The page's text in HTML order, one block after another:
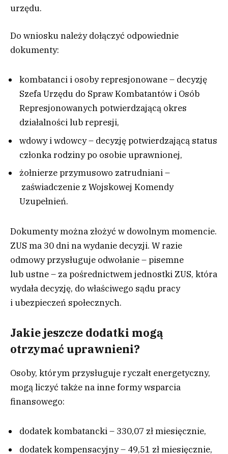
urzędu.
Do wniosku należy dołączyć odpowiednie
dokumenty:
kombatanci i osoby represjonowane – decyzję
Szefa Urzędu do Spraw Kombatantów i Osób
Represjonowanych potwierdzającą okres
działalności lub represji,
wdowy i wdowcy – decyzję potwierdzającą status
członka rodziny po osobie uprawnionej,
żołnierze przymusowo zatrudniani –
zaświadczenie z Wojskowej Komendy
Uzupełnień.
Dokumenty można złożyć w dowolnym momencie.
ZUS ma 30 dni na wydanie decyzji. W razie
odmowy przysługuje odwołanie – pisemne
lub ustne – za pośrednictwem jednostki ZUS, która
wydała decyzję, do właściwego sądu pracy
i ubezpieczeń społecznych.
Jakie jeszcze dodatki mogą
otrzymać uprawnieni?
Osoby, którym przysługuje ryczałt energetyczny,
mogą liczyć także na inne formy wsparcia
finansowego:
dodatek kombatancki – 330,07 zł miesięcznie,
dodatek kompensacyjny – 49,51 zł miesięcznie,